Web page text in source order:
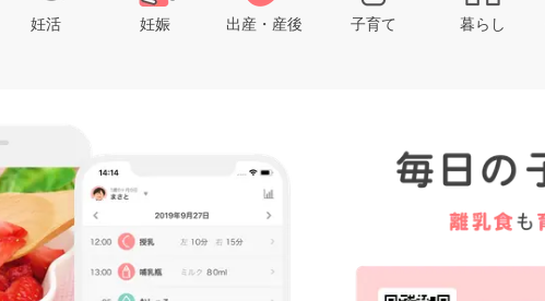
妊活 妊娠 出産・産後 子育て 暮らし